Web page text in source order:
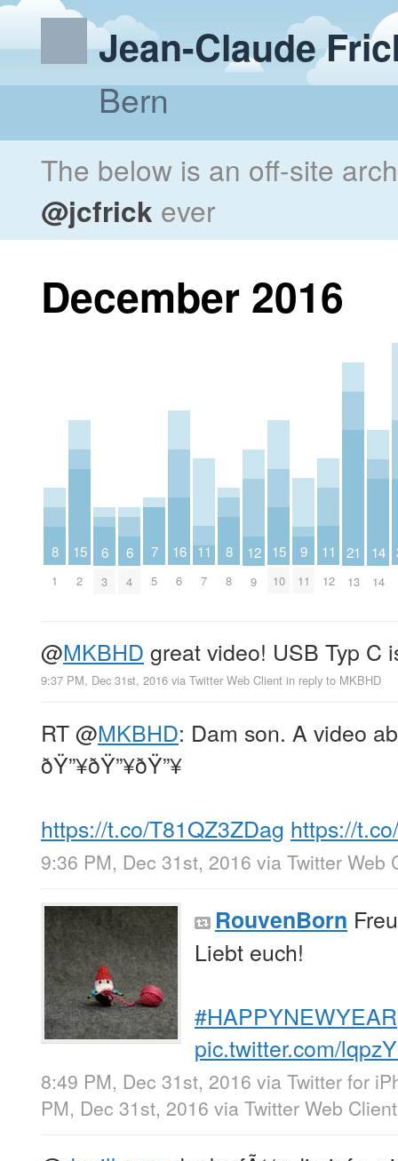
Jean-Claude
Bern
The below is an off-site
@jcfrick ever
December 2016
8
1
15
2
6
3
6
4
7
5
16
6
11
7
8
8
12
9
15
10
9
11
11
12
21
13
14
14
@MKBHD great video! USB Typ C
9:37 PM, Dec 31st, 2016 via Twitter Web Client in reply to MKBHD
RT@MKBHD: Dam son. A video
ðŸ”¥ðŸ”¥ðŸ”¥
https://t.co/T81QZ3ZDag https://
9:36 PM, Dec 31st, 2016 via Twitter Web
RouvenBorn
Liebt euch!
#HAPPYNEWYEAR
pic.twitter.com/
8:49 PM, Dec 31st, 2016 via Twitter for
PM, Dec 31st, 2016 via Twitter Web Client